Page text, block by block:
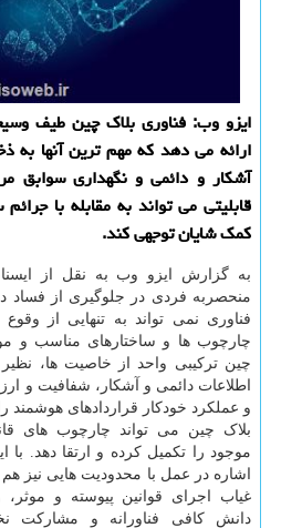
ایزو وب: فناوری بلاك چین طیف
ارائه می دهد كه مهم ترین آنها به
آشكار و دائمی و نگهداری سوابق
قابلیتی می تواند به مقابله با
كمك شایان توجهی كند.
به گزارش ایزو وب به نقل از
منحصربه فردی در جلوگیری از فساد
فناوری نمی تواند به تنهایی از
چارچوب ها و ساختارهای مناسب و
چین ترکیبی واحد از خاصیت ها،
اطلاعات دائمی و آشکار، شفافیت و
و عملکرد خودکار قراردادهای هوشمند
بلاک چین می تواند چارچوب های
موجود را تکمیل کرده و ارتقا دهد. با
اشاره در عمل با محدودیت هایی نیز
غیاب اجرای قوانین پیوسته و
دانش کافی فناورانه و مشارکت